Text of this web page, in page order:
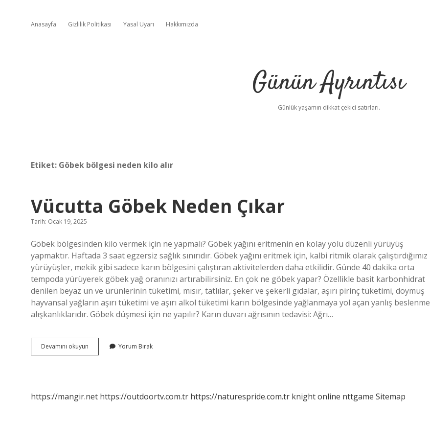
Anasayfa Gizlilik Politikası Yasal Uyarı Hakkımızda
Günün Ayrıntısı
Günlük yaşamın dikkat çekici satırları.
Etiket: Göbek bölgesi neden kilo alır
Vücutta Göbek Neden Çıkar
Tarih: Ocak 19, 2025
Göbek bölgesinden kilo vermek için ne yapmalı? Göbek yağını eritmenin en kolay yolu düzenli yürüyüş
yapmaktır. Haftada 3 saat egzersiz sağlık sınırıdır. Göbek yağını eritmek için, kalbi ritmik olarak çalıştırdığımız
yürüyüşler, mekik gibi sadece karın bölgesini çalıştıran aktivitelerden daha etkilidir. Günde 40 dakika orta
tempoda yürüyerek göbek yağ oranınızı artırabilirsiniz. En çok ne göbek yapar? Özellikle basit karbonhidrat
denilen beyaz un ve ürünlerinin tüketimi, mısır, tatlılar, şeker ve şekerli gıdalar, aşırı pirinç tüketimi, doymuş
hayvansal yağların aşırı tüketimi ve aşırı alkol tüketimi karın bölgesinde yağlanmaya yol açan yanlış beslenme
alışkanlıklarıdır. Göbek düşmesi için ne yapılır? Karın duvarı ağrısının tedavisi: Ağrı…
Devamını okuyun
Göbek
Yorum Bırak
https://mangir.net https://outdoortv.com.tr https://naturespride.com.tr knight online nttgame Sitemap